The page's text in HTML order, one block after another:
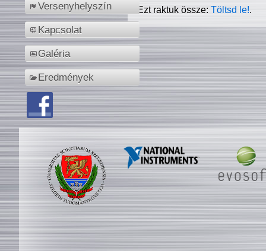
Versenyhelyszín
Kapcsolat
Galéria
Eredmények
Ezt raktuk össze:Töltsd le!.